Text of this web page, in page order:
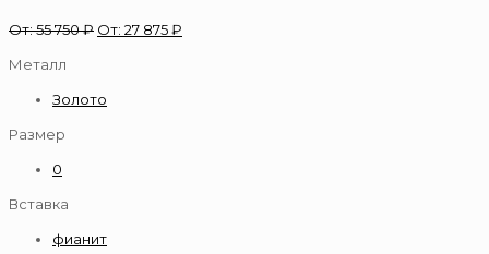
От:55 750₽ От: 27 875₽
Металл
Золото
Размер
0
Вставка
фианит